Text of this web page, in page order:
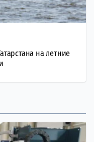
на летние